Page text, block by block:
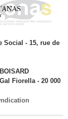
Social - 15, rue de
Fiorella - 20 000